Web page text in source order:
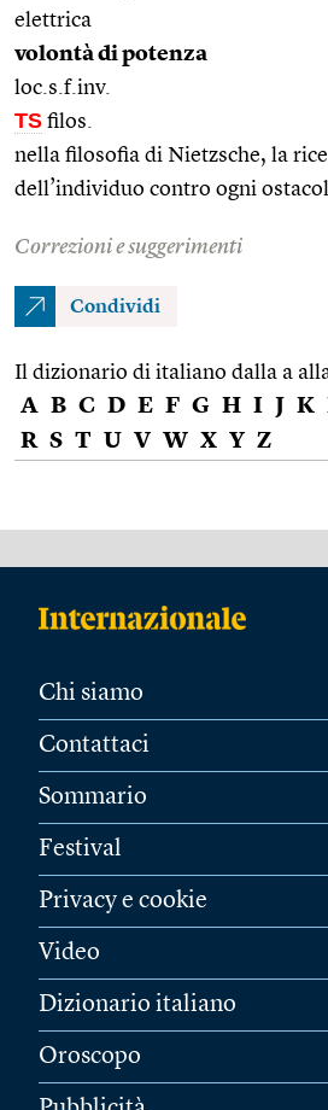
elettrica
volontà di potenza
loc.s.f.inv.
TS filos.
nella filosofia di Nietzsche, la
dell’individuo contro ogni
Correzioni e suggerimenti
Condividi
Il dizionario di italiano dalla a
A B C D E F G H I J K
R S T U V W X Y Z
Chi siamo
Contattaci
Sommario
Festival
Privacy e cookie
Video
Dizionario italiano
Oroscopo